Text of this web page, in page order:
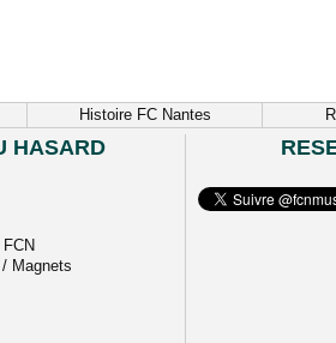
Histoire FC Nantes
HASARD
Magnets